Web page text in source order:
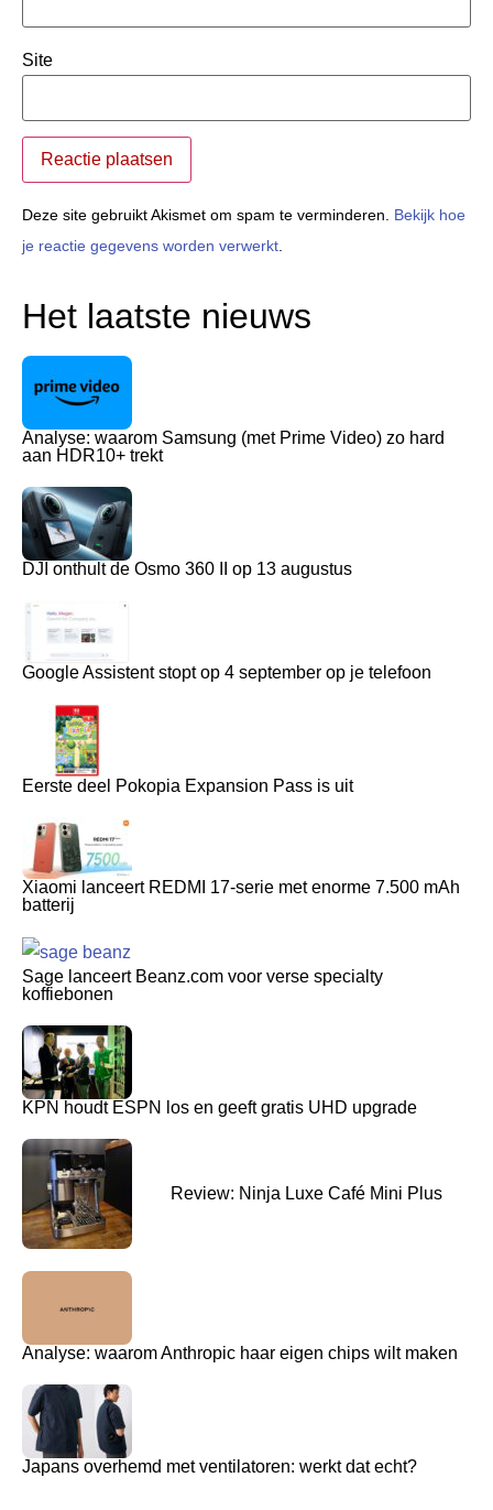
Site
Deze site gebruikt Akismet om spam te verminderen. Bekijk hoe
je reactie gegevens worden verwerkt
Het laatste nieuws
Analyse: waarom Samsung (met Prime Video) zo hard
aan HDR10+ trekt
DJI onthult de Osmo 360 II op 13 augustus
Google Assistent stopt op 4 september op je telefoon
Eerste deel Pokopia Expansion Pass is uit
Xiaomi lanceert REDMI 17-serie met enorme 7.500 mAh
batterij
Sage lanceert Beanz.com voor verse specialty
koffiebonen
KPN houdt ESPN los en geeft gratis UHD upgrade
Review: Ninja Luxe Café Mini Plus
Analyse: waarom Anthropic haar eigen chips wilt maken
Japans overhemd met ventilatoren: werkt dat echt?